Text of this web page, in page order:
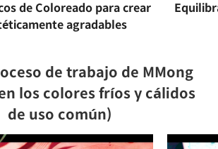
de Coloreado para crear
agradables
de trabajo de MMong
los colores fríos y cálidos
de uso común)